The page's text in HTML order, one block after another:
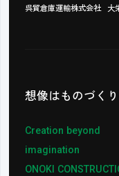
想像はものづく
Creation beyond
imagination
ONOKI
呉貿倉庫運輸株式会社
大